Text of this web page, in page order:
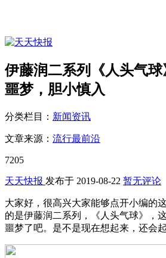
伊藤润二系列《人头气
噩梦，胆小慎入
分类栏目： 新闻资讯
文章来源： 流行最前沿
7205
天天快报 发布于 2019-08-22 暂无评论
大家好，很高兴大家能够点开小编的
的是伊藤润二系列，《人头气球》，
噩梦了吧。是不是现在想起来，还会